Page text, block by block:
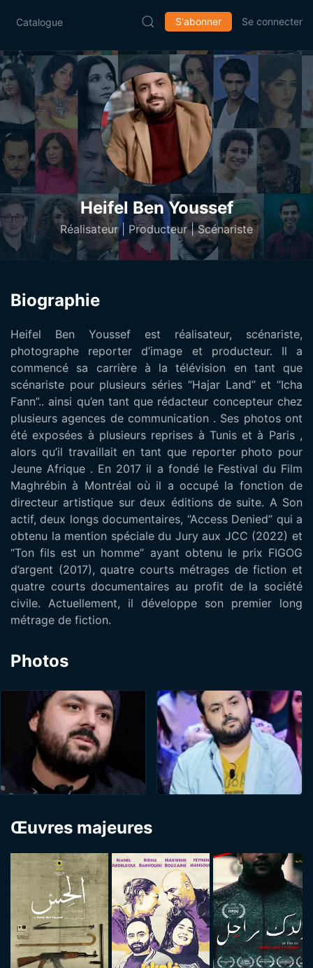
Catalogue S'abonner Se connecter
Heifel Ben Youssef
Réalisateur | Producteur | Scénariste
Biographie
Heifel Ben Youssef est réalisateur, scénariste,
photographe reporter d’image et producteur. Il a
commencé sa carrière à la télévision en tant que
scénariste pour plusieurs séries “Hajar Land” et “Icha
Fann”.. ainsi qu’en tant que rédacteur concepteur chez
plusieurs agences de communication . Ses photos ont
été exposées à plusieurs reprises à Tunis et à Paris ,
alors qu’il travaillait en tant que reporter photo pour
Jeune Afrique . En 2017 il a fondé le Festival du Film
Maghrébin à Montréal où il a occupé la fonction de
directeur artistique sur deux éditions de suite. A Son
actif, deux longs documentaires, “Access Denied” qui a
obtenu la mention spéciale du Jury aux JCC (2022) et
“Ton fils est un homme” ayant obtenu le prix FIGOG
d’argent (2017), quatre courts métrages de fiction et
quatre courts documentaires au profit de la société
civile. Actuellement, il développe son premier long
métrage de fiction.
Photos
Œuvres majeures